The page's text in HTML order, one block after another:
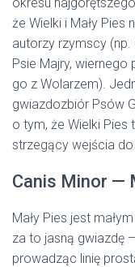
że Wielki i Mały
autorzy rzymscy (np.
Psie Majry,
go z Wolarzem).
gwiazdozbiór Psów
o tym, że Wielki Pies
strzegący wejścia
Canis Minor —
Mały Pies jest
za to jasną gwiazdę
prowadząc linię